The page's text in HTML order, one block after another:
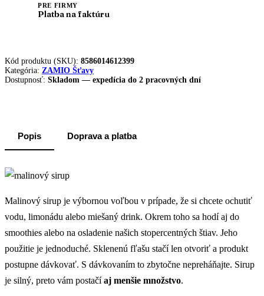
PRE FIRMY
Platba na faktúru
Kód produktu (SKU): 8586014612399
Kategória: ZAMIO Šťavy
Dostupnosť: Skladom — expedícia do 2 pracovných dní
Popis Doprava a platba
Malinový sirup je výbornou voľbou v prípade, že si chcete ochutiť
vodu, limonádu alebo miešaný drink. Okrem toho sa hodí aj do
smoothies alebo na osladenie našich stopercentných štiav. Jeho
použitie je jednoduché. Sklenenú fľašu stačí len otvoriť a produkt
postupne dávkovať. S dávkovaním to zbytočne nepreháňajte. Sirup
je silný, preto vám postačíaj menšie množstvo.